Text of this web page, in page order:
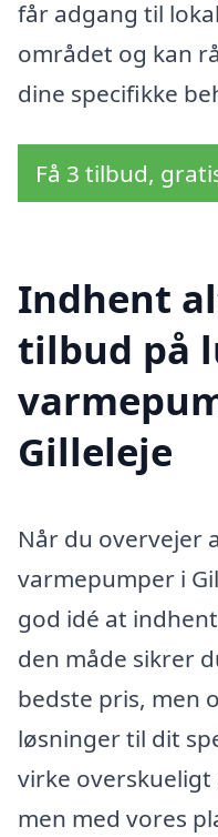
får adgang til
området og kan
dine specifikke
Få 3 tilbud,
Indhent
tilbud på
Gilleleje
Når du overvejer
varmepumper i
god idé at
den måde sikrer
bedste pris, men
løsninger til dit
virke
men med vores